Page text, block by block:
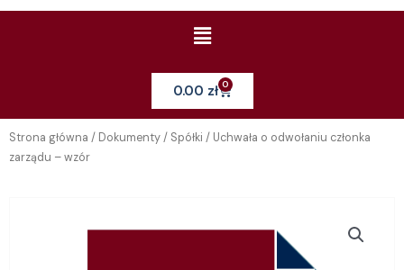
Menu
0.00 zł 0Cart
Strona główna / Dokumenty/ Spółki / Uchwała o odwołaniu członka
zarządu – wzór